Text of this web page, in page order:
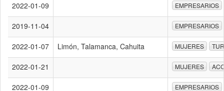
2022-01-09 EMPRESARIOS
2019-11-04 EMPRESARIOS
2022-01-07 Limón, Talamanca, Cahuita MUJERES
2022-01-21 MUJERES
2022-01-09 EMPRESARIOS